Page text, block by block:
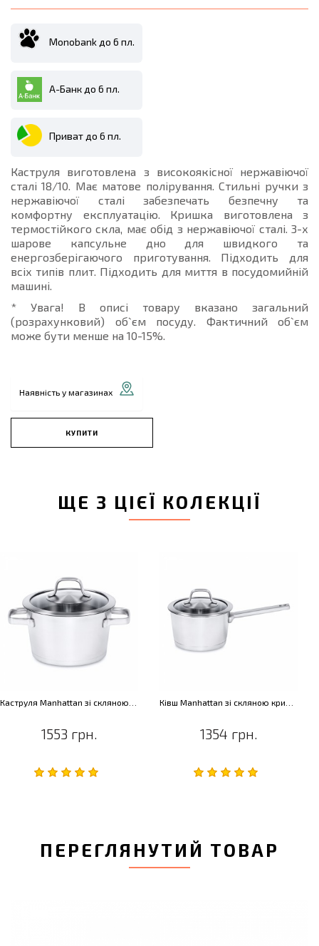
Monobank до 6 пл.
А-Банк до 6 пл.
Приват до 6 пл.
Каструля виготовлена з високоякісної нержавіючої
сталі 18/10. Має матове полірування. Стильні ручки з
нержавіючої сталі забезпечать безпечну та
комфортну експлуатацію. Кришка виготовлена з
термостійкого скла, має обід з нержавіючої сталі. 3-х
шарове капсульне дно для швидкого та
енергозберігаючого приготування. Підходить для
всіх типів плит. Підходить для миття в посудомийній
машині.
* Увага! В описі товару вказано загальний
(розрахунковий) об`єм посуду. Фактичний об`єм
може бути менше на 10-15%.
Наявність у магазинах
КУПИТИ
ЩЕ З ЦІЄЇ КОЛЕКЦІЇ
1553 грн. 1354 грн.
ПЕРЕГЛЯНУТИЙ ТОВАР